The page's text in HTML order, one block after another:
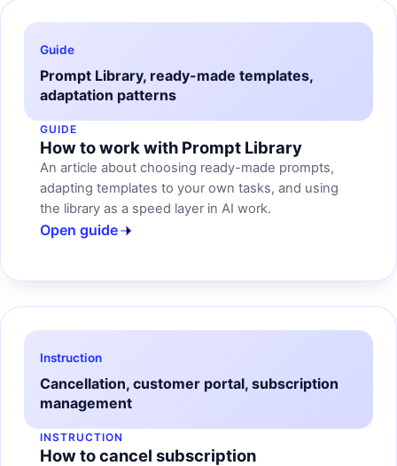
Guide
Prompt Library, ready-made templates,
adaptation patterns
GUIDE
How to work with Prompt Library
An article about choosing ready-made prompts,
adapting templates to your own tasks, and using
the library as a speed layer in AI work.
Open guide
Instruction
Cancellation, customer portal, subscription
management
INSTRUCTION
How to cancel subscription